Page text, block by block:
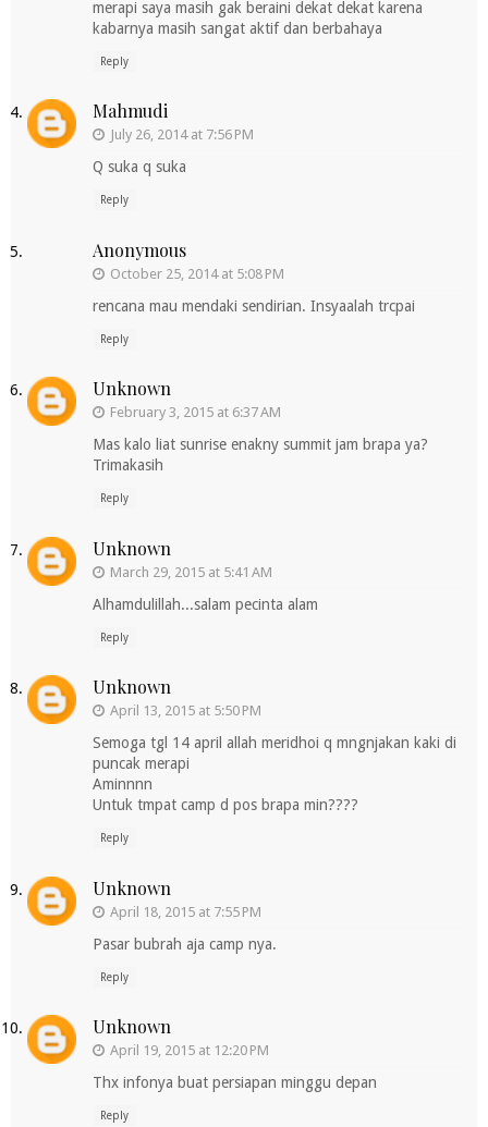
merapi saya masih gak beraini dekat dekat karena
kabarnya masih sangat aktif dan berbahaya
Reply
Mahmudi
July 26, 2014 at 7:56 PM
Q suka q suka
Reply
Anonymous
October 25, 2014 at 5:08 PM
rencana mau mendaki sendirian. Insyaalah trcpai
Reply
Unknown
February 3, 2015 at 6:37 AM
Mas kalo liat sunrise enakny summit jam brapa ya?
Trimakasih
Reply
Unknown
March 29, 2015 at 5:41 AM
Alhamdulillah...salam pecinta alam
Reply
Unknown
April 13, 2015 at 5:50 PM
Semoga tgl 14 april allah meridhoi q mngnjakan kaki di
puncak merapi
Aminnnn
Untuk tmpat camp d pos brapa min????
Reply
Unknown
April 18, 2015 at 7:55 PM
Pasar bubrah aja camp nya.
Reply
Unknown
April 19, 2015 at 12:20 PM
Thx infonya buat persiapan minggu depan
Reply